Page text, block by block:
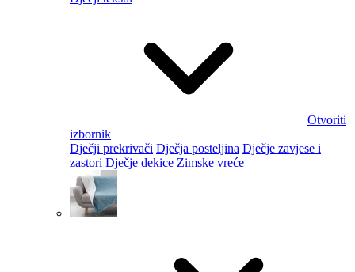
Otvoriti
izbornik
Dječji prekrivači Dječja posteljina Dječje zavjese i
zastori Dječje dekice Zimske vreće